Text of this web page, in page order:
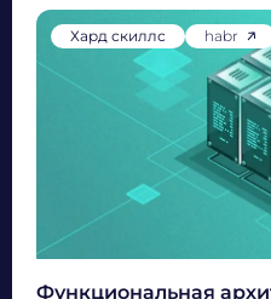
Хард скиллс habr
Функциональная